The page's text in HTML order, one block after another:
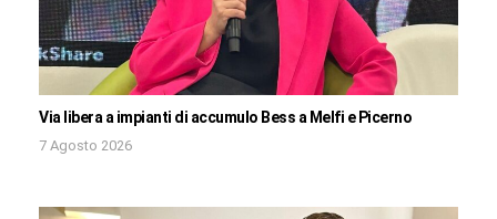
Via libera a impianti di accumulo Bess a Melfi e Picerno
7 Agosto 2026